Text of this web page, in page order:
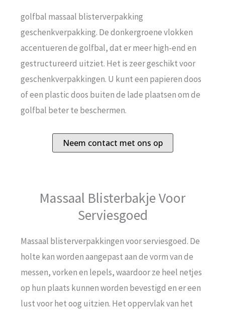
golfbal massaal blisterverpakking
geschenkverpakking. De donkergroene vlokken
accentueren de golfbal, dat er meer high-end en
gestructureerd uitziet. Het is zeer geschikt voor
geschenkverpakkingen. U kunt een papieren doos
of een plastic doos buiten de lade plaatsen om de
golfbal beter te beschermen.
Neem contact met ons op
Massaal Blisterbakje Voor
Serviesgoed
Massaal blisterverpakkingen voor serviesgoed. De
holte kan worden aangepast aan de vorm van de
messen, vorken en lepels, waardoor ze heel netjes
op hun plaats kunnen worden bevestigd en er een
lust voor het oog uitzien. Het oppervlak van het